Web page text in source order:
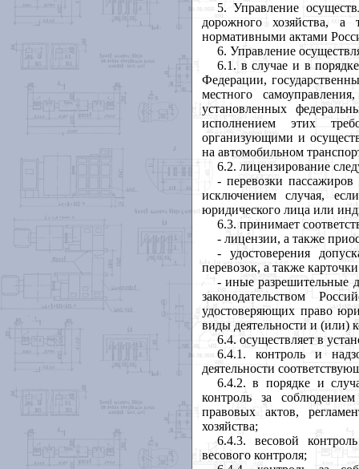
5. Управление
дорожного хозяйства,
нормативными актами
6. Управление
6.1. в случае и в
Федерации,
местного
установленных
исполнением этих
организующими и
на автомобильном
6.2. лицензирование
- перевозки
исключением случая,
юридического лица или
6.3. принимает
- лицензии, а также
- удостоверения
перевозок, а также
- иные разрешительные
законодательством
удостоверяющих право
виды деятельности и (или)
6.4. осуществляет в
6.4.1. контроль и
деятельности
6.4.2. в порядке и
контроль за
правовых актов,
хозяйства;
6.4.3. весовой
весового контроля;